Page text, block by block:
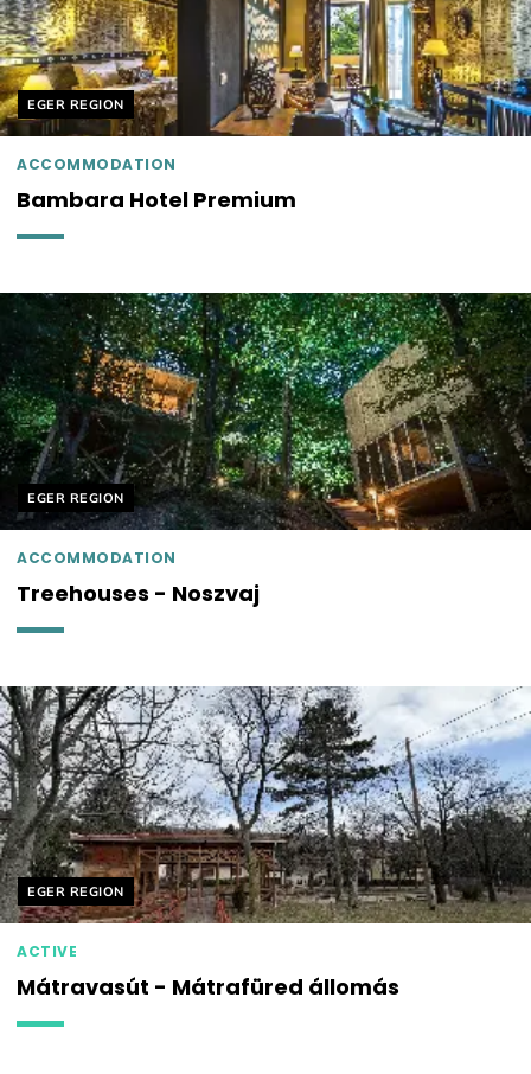
Helyszín címkék:
EGER REGION
ACCOMMODATION
Bambara Hotel Premium
Helyszín címkék:
EGER REGION
ACCOMMODATION
Treehouses - Noszvaj
Helyszín címkék:
EGER REGION
ACTIVE
Mátravasút - Mátrafüred állomás